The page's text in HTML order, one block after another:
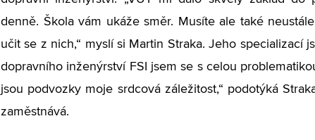
denně. Škola vám ukáže směr. Musíte ale také
učit se z nich,“ myslí si Martin Straka. Jeho specializací
dopravního inženýrství FSI jsem se s celou
jsou podvozky moje srdcová záležitost,“ podotýká
zaměstnává.